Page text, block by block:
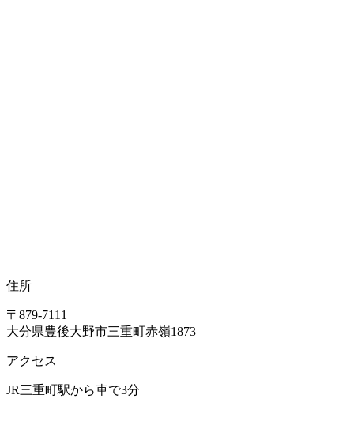
住所
〒879-7111
大分県豊後大野市三重町赤嶺1873
アクセス
JR三重町駅から車で3分